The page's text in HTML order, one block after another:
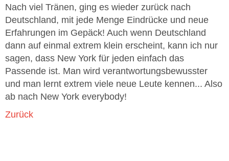
Nach viel Tränen, ging es wieder zurück nach
Deutschland, mit jede Menge Eindrücke und neue
Erfahrungen im Gepäck! Auch wenn Deutschland
dann auf einmal extrem klein erscheint, kann ich nur
sagen, dass New York für jeden einfach das
Passende ist. Man wird verantwortungsbewusster
und man lernt extrem viele neue Leute kennen... Also
ab nach New York everybody!
Zurück